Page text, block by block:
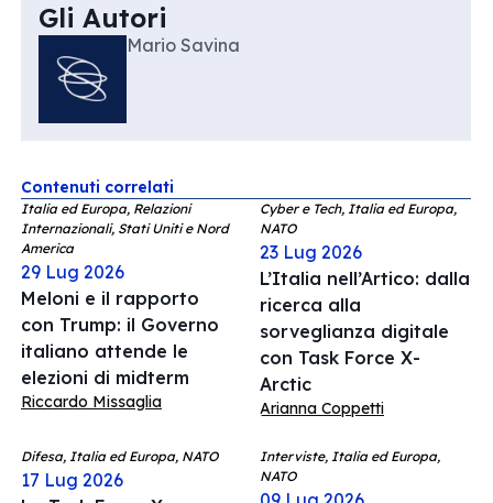
Gli Autori
Mario Savina
Contenuti correlati
Italia ed Europa, Relazioni
Internazionali, Stati Uniti e Nord
America
29 Lug 2026
Meloni e il rapporto
con Trump: il Governo
italiano attende le
elezioni di midterm
Riccardo Missaglia
Cyber e Tech, Italia ed Europa,
NATO
23 Lug 2026
L’Italia nell’Artico: dalla
ricerca alla
sorveglianza digitale
con Task Force X-
Arctic
Arianna Coppetti
Difesa, Italia ed Europa, NATO
17 Lug 2026
Interviste, Italia ed Europa,
NATO